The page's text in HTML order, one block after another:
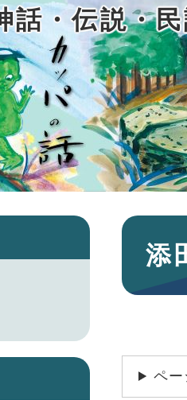
話・伝説・
本
添
ペー